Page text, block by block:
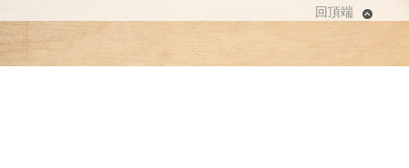
回頂端